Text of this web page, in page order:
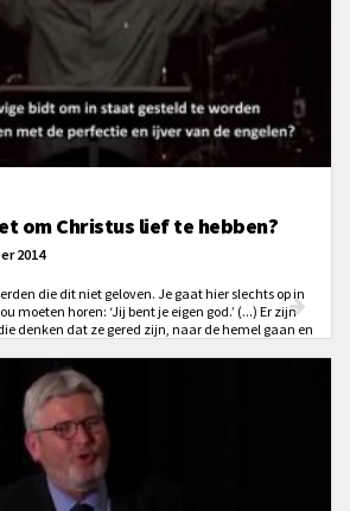
om Christus lief te hebben?
2014
die dit niet geloven. Je gaat hier slechts op in
moeten horen: ‘Jij bent je eigen god.’ (...) Er zijn
denken dat ze gered zijn, naar de hemel gaan en